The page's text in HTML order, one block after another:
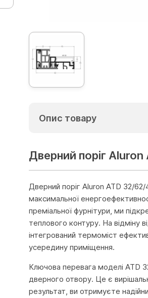
Опис товару
Дверний поріг
Дверний поріг Aluron ATD 32/
максимальної
преміальної фурнітури, ми
теплового контуру. На відміну
інтегрований термоміст
усередину приміщення.
Ключова перевага моделі ATD
дверного отвору. Це є
результат, ви отримуєте